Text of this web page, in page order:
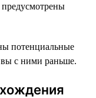
потенциальные
вы с ними раньше.